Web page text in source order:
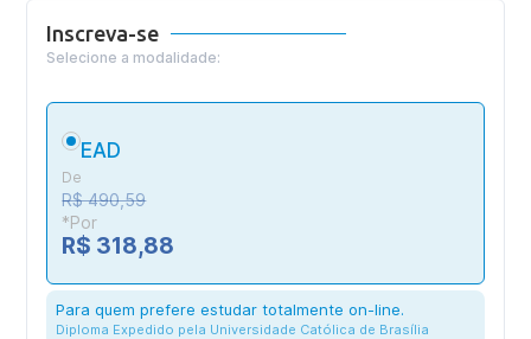
Inscreva-se
Selecione a modalidade:
EAD
De
R$ 490,59
*Por
R$ 318,88
Para quem prefere estudar totalmente on-line.
Diploma Expedido pela Universidade Católica de Brasília